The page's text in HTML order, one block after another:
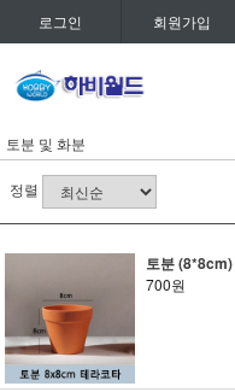
로그인 회원가입
토분 및 화분
정렬
토분 (8*8cm)
700원